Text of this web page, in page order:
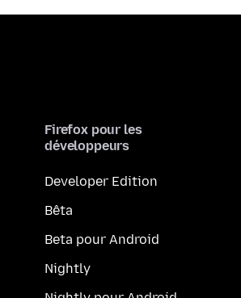
Firefox pour les
développeurs
Developer Edition
Bêta
Beta pour Android
Nightly